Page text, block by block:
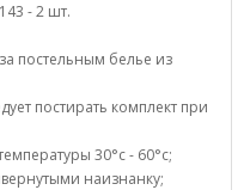
- 2 шт.
постельным белье из
постирать комплект при
30°c - 60°c;
наизнанку;